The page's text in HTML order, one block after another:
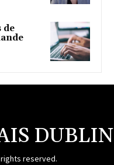
de
DUBLIN
rights reserved.